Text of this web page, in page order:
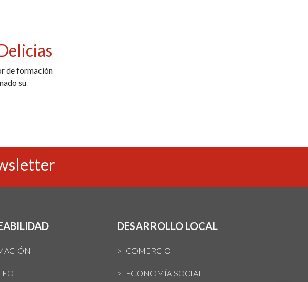
de formación
su
DESARROLLO LOCAL
COMERCIO
ECONOMÍA SOCIAL